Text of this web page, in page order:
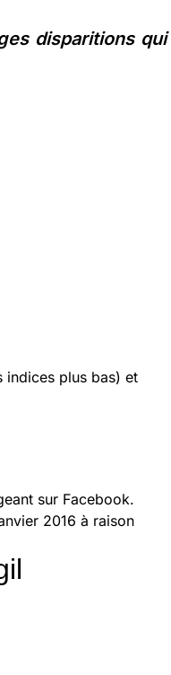
disparitions qui
indices plus bas) et
sur Facebook.
2016 à raison